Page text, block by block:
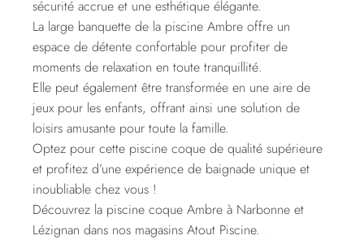
sécurité accrue et une esthétique élégante.
La large banquette de la piscine Ambre offre un
espace de détente confortable pour profiter de
moments de relaxation en toute tranquillité.
Elle peut également être transformée en une aire de
jeux pour les enfants, offrant ainsi une solution de
loisirs amusante pour toute la famille.
Optez pour cette piscine coque de qualité supérieure
et profitez d’une expérience de baignade unique et
inoubliable chez vous !
Découvrez la piscine coque Ambre à Narbonne et
Lézignan dans nos magasins Atout Piscine.